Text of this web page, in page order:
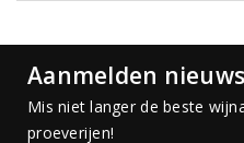
Aanmelden
Mis niet langer de beste
proeverijen!